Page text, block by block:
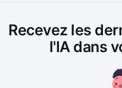
Recevez les
l'IA dans